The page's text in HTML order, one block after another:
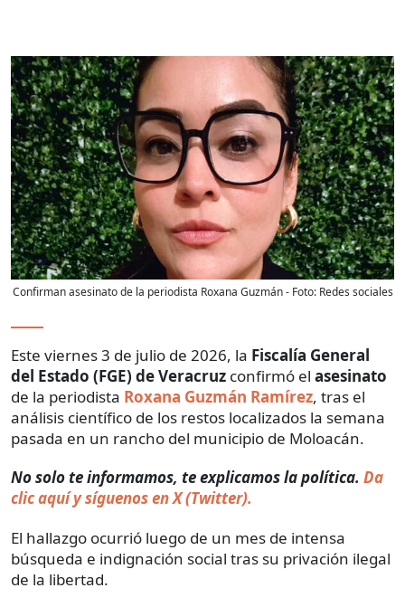
Confirman asesinato de la periodista Roxana Guzmán- Foto: Redes sociales
Este viernes 3 de julio de 2026, la Fiscalía General
del Estado (FGE) de Veracruz confirmó el asesinato
de la periodista Roxana Guzmán Ramírez, tras el
análisis científico de los restos localizados la semana
pasada en un rancho del municipio de Moloacán.
No solo te informamos, te explicamos la política. Da
clic aquí y síguenos en X (Twitter).
El hallazgo ocurrió luego de un mes de intensa
búsqueda e indignación social tras su privación ilegal
de la libertad.